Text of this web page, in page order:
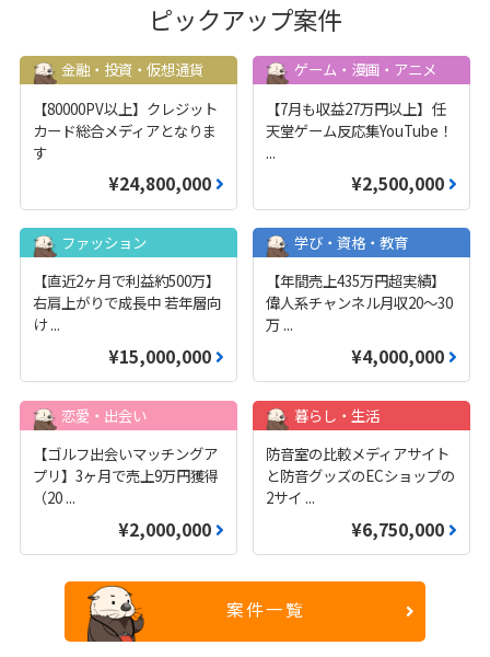
ピックアップ案件
金融・投資・仮想通貨
【80000PV以上】クレジット
カード総合メディアとなりま
す
¥24,800,000
ゲーム・漫画・アニメ
【7月も収益27万円以上】任
天堂ゲーム反応集YouTube！
...
¥2,500,000
ファッション
【直近2ヶ月で利益約500万】
右肩上がりで成長中 若年層向
け...
¥15,000,000
学び・資格・教育
【年間売上435万円超実績】
偉人系チャンネル月収20～30
万 ...
¥4,000,000
恋愛・出会い
【ゴルフ出会いマッチングア
プリ】3ヶ月で売上9万円獲得
（20 ...
¥2,000,000
暮らし・生活
防音室の比較メディアサイト
と防音グッズのECショップの
2サイ ...
¥6,750,000
案件一覧